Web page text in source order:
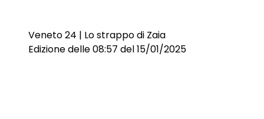
Veneto 24 | Lo strappo di Zaia
Edizione delle 08:57 del 15/01/2025